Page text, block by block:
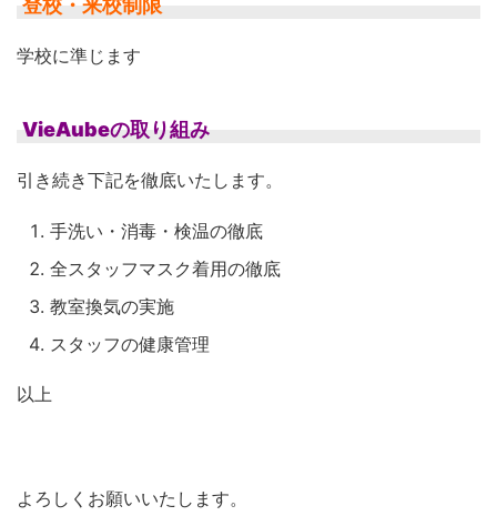
学校に準じます
VieAubeの取り組み
引き続き下記を徹底いたします。
手洗い・消毒・検温の徹底
全スタッフマスク着用の徹底
教室換気の実施
スタッフの健康管理
以上
よろしくお願いいたします。